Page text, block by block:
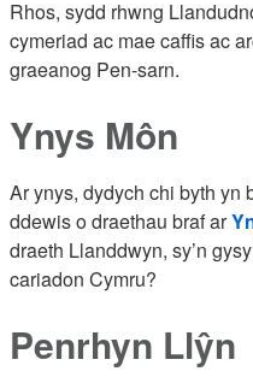
Rhos, sydd rhwng
cymeriad ac mae caffis ac
graeanog Pen-sarn.
Ynys Môn
Ar ynys, dydych chi byth yn
ddewis o draethau braf ar
draeth Llanddwyn, sy’n
cariadon Cymru?
Penrhyn Llŷn